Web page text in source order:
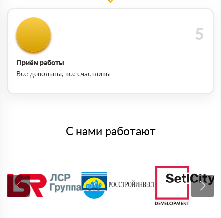
Приём работы
Все довольны, все счастливы
С нами работают